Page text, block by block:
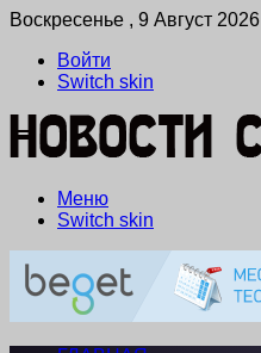
Воскресенье , 9 Август 2026
Войти
Switch skin
Меню
Switch skin